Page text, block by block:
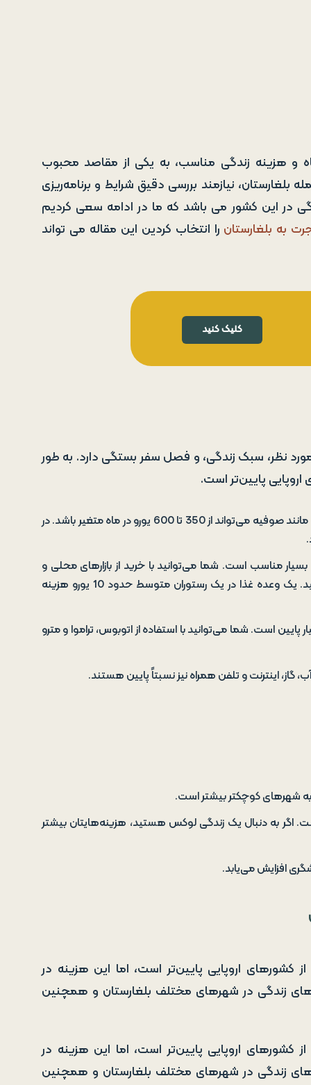
و هزینه زندگی مناسب، به یکی از مقاصد محبوب
نیازمند بررسی دقیق شرایط و برنامه‌ریزی
در این کشور می باشد که ما در ادامه سعی کردیم
به بلغارستان را انتخاب کردین این مقاله می تواند
کلیک کنید
نظر، سبک زندگی، و فصل سفر بستگی دارد. به طور
پایین‌تر است.
اجاره مسکن: اجاره یک آپارتمان یک خوابه در مرکز شهرهای بزرگ مانند صوفیه می‌تواند از 350 تا 600 یورو در ماه متغیر باشد. در
مناسب است. شما می‌توانید با خرید از بازارهای محلی و
سوپرمارکت‌های زنجیره‌ای، هزینه‌های خود را به حداقل برسانید. یک وعده غذا در یک رستوران متوسط حدود 10 یورو هزینه
است. شما می‌توانید با استفاده از اتوبوس، تراموا و مترو
اینترنت و تلفن همراه نیز نسبتاً پایین هستند.
به شهرهای کوچکتر بیشتر است.
اگر به دنبال یک زندگی لوکس هستید، هزینه‌هایتان بیشتر
افزایش می‌یابد.
کشورهای اروپایی پایین‌تر است، اما این هزینه در
زندگی در شهرهای مختلف بلغارستان و همچنین
کشورهای اروپایی پایین‌تر است، اما این هزینه در
زندگی در شهرهای مختلف بلغارستان و همچنین